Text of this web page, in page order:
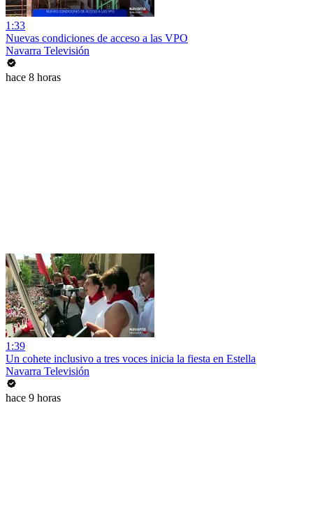
1:33
Nuevas condiciones de acceso a las VPO
Navarra Televisión
hace 8 horas
1:39
Un cohete inclusivo a tres voces inicia la fiesta en Estella
Navarra Televisión
hace 9 horas